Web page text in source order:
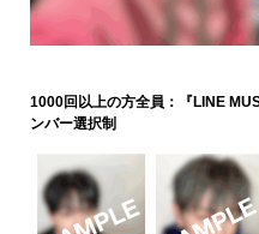
1000回以上の方全員：『LINE
ンバー選択制